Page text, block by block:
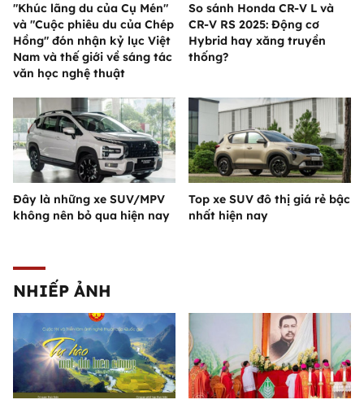
"Khúc lãng du của Cụ Mén"
và "Cuộc phiêu du của Chép
Hồng" đón nhận kỷ lục Việt
Nam và thế giới về sáng tác
văn học nghệ thuật
So sánh Honda CR-V L và
CR-V RS 2025: Động cơ
Hybrid hay xăng truyền
thống?
Đây là những xe SUV/MPV
không nên bỏ qua hiện nay
Top xe SUV đô thị giá rẻ bậc
nhất hiện nay
NHIẾP ẢNH